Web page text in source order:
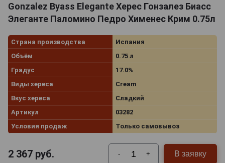
Gonzalez Byass Elegante Херес Гонзалез Биасс
Элеганте Паломино Педро Хименес Крим 0.75л
Страна производства
Испания
Объём
0.75 л
Градус
17.0%
Виды хереса
Cream
Вкус хереса
Сладкий
Артикул
03282
Условия продаж
Только самовывоз
2 367 руб. - + В заявку